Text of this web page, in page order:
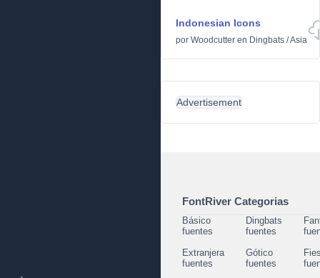
Indonesian Icons
por Woodcutter en Dingbats /Asia
Advertisement
FontRiver Categorias
Básico
fuentes
Dingbats
fuentes
Extranjera
fuentes
Gótico
fuentes